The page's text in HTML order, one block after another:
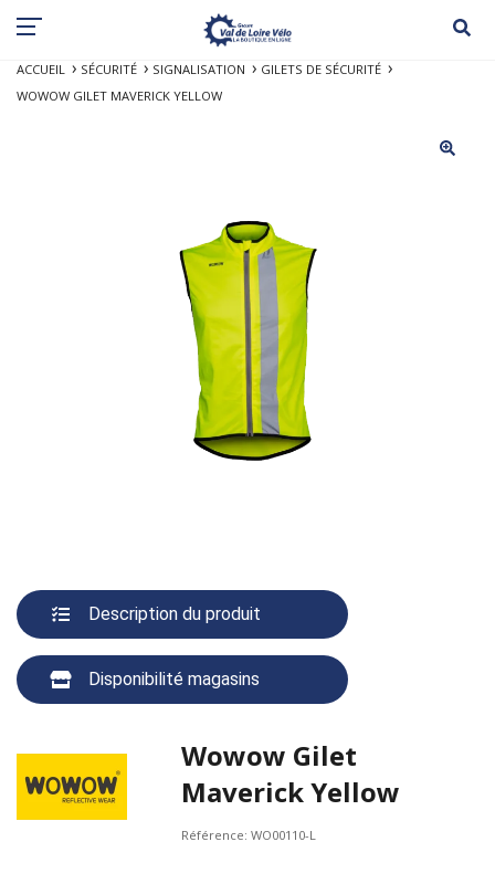
ACCUEIL SÉCURITÉ SIGNALISATION
GILETS DE SÉCURITÉ
WOWOW GILET MAVERICK YELLOW
Description du produit
Disponibilité magasins
Wowow Gilet
Maverick Yellow
Référence:WO00110-L